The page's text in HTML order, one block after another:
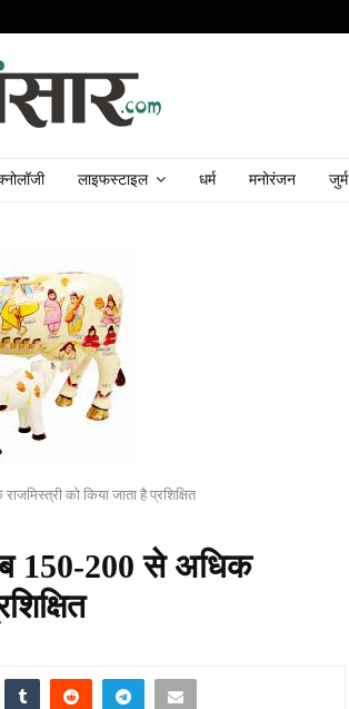
लाइफस्टाइल धर्म मनोरंजन जुर्म
को किया जाता है प्रशिक्षित
150-200 से अधिक